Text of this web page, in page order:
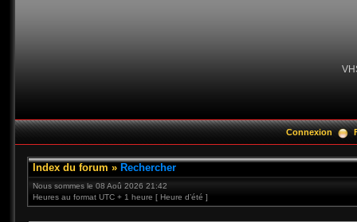
Connexion
Index du forum » Rechercher
Nous sommes le 08 Aoû 2026 21:42
Heures au format UTC + 1 heure [ Heure d’été ]